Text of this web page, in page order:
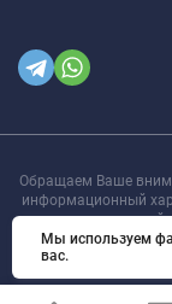
Обращаем Ваше
информационный
размещенные на
Мы используем
вас.